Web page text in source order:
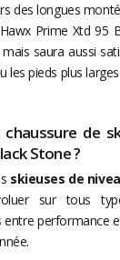
des longues
Prime Xtd 95
saura aussi
les pieds plus
de
Stone ?
skieuses de
sur tous
performance